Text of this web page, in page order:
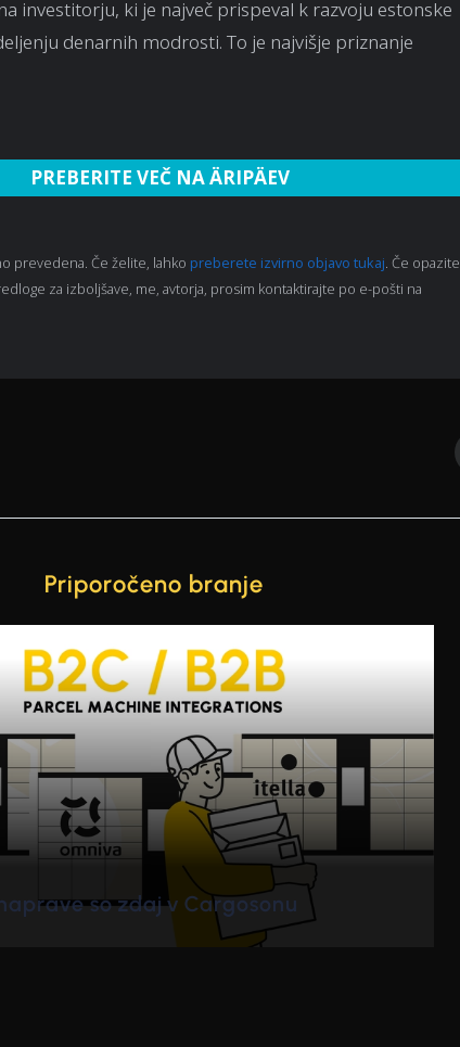
investitorju, ki je največ prispeval k razvoju estonske
denarnih modrosti. To je najvišje priznanje
PREBERITE VEČ NA ÄRIPÄEV
prevedena. Če želite, lahko preberete izvirno objavo tukaj. Če opazite
za izboljšave, me, avtorja, prosim kontaktirajte po e-pošti na
Priporočeno branje